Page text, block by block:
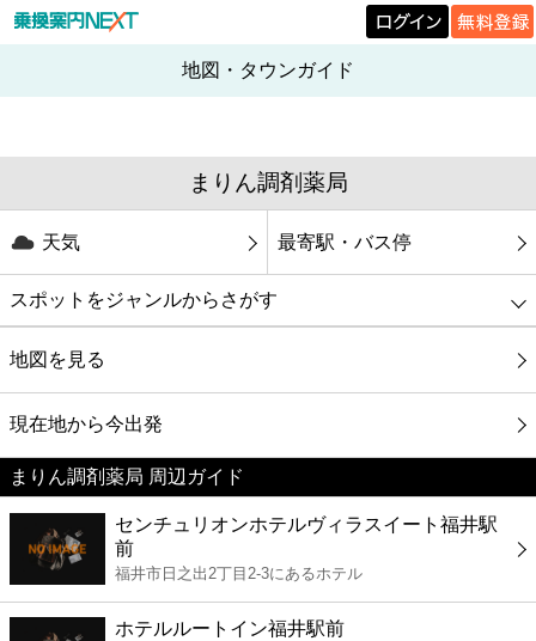
地図・タウンガイド
まりん調剤薬局
天気 最寄駅・バス停
スポットをジャンルからさがす
グルメ
映画
美容
コンビニ
薬局
地図を見る
現在地から今出発
まりん調剤薬局 周辺ガイド
センチュリオンホテルヴィラスイート福井駅
前
福井市日之出2丁目2-3にあるホテル
ホテルルートイン福井駅前